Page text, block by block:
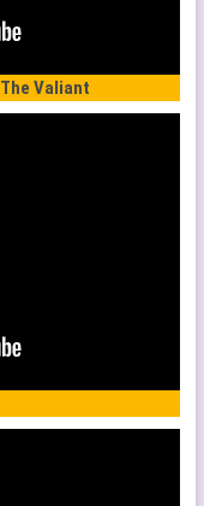
The Valiant